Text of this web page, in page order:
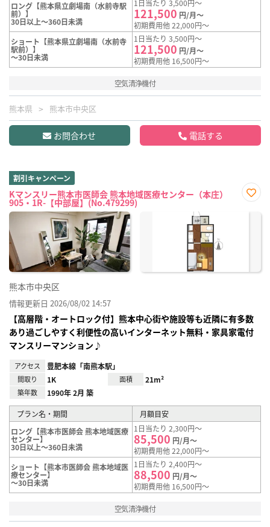
ロング【熊本県立劇場南（水前寺駅
前）】
30日以上～360日未満
1日当たり 3,500円～
121,500 円/月～
初期費用他 22,000円～
ショート【熊本県立劇場南（水前寺
駅前）】
～30日未満
1日当たり 3,500円～
121,500 円/月～
初期費用他 16,500円～
空気清浄機付
熊本県 熊本市中央区
お問合わせ 電話する
割引キャンペーン
Kマンスリー熊本市医師会 熊本地域医療センター（本庄）
905・1R-【中部屋】(No.479299)
に入
熊本市中央区
情報更新日 2026/08/02 14:57
【高層階・オートロック付】熊本中心街や施設等も近隣に有多数
あり過ごしやすく利便性の高いインターネット無料・家具家電付
マンスリーマンション♪
アクセス 豊肥本線「南熊本駅」
間取り 1K 面積 21m²
築年数 1990年 2月 築
プラン名・期間
月額目安
ロング【熊本市医師会 熊本地域医療
センター】
30日以上～360日未満
1日当たり 2,300円～
85,500 円/月～
初期費用他 22,000円～
ショート【熊本市医師会 熊本地域医
療センター】
～30日未満
1日当たり 2,400円～
88,500 円/月～
初期費用他 16,500円～
空気清浄機付